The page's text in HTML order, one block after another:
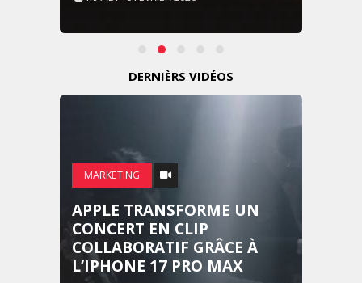
DERNIÈRS VIDÉOS
MARKETING
APPLE TRANSFORME UN
CONCERT EN CLIP
COLLABORATIF GRÂCE À
L’IPHONE 17 PRO MAX